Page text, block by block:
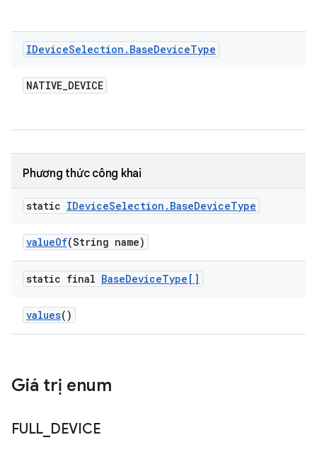
IDeviceSelection . BaseDeviceType
NATIVE_DEVICE
Phương thức công khai
static IDeviceSelection . BaseDeviceType
valueOf(String name)
static final BaseDeviceType[]
values()
Giá trị enum
FULL DEVICE